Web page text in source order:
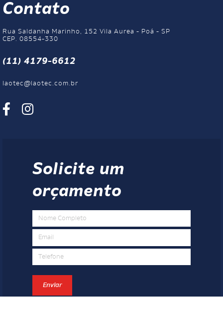
Contato
Rua Saldanha Marinho, 152 Vila Aurea - Poá - SP
CEP. 08554-330
(11) 4179-6612
laotec@laotec.com.br
Solicite um
orçamento
Enviar